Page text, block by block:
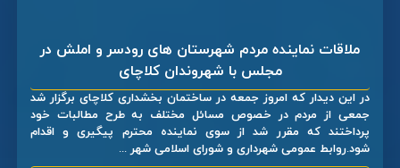
ملاقات نماینده مردم شهرستان های رودسر و املش در
مجلس با شهروندان کلاچای
در این دیدار که امروز جمعه در ساختمان بخشداری کلاچای برگزار شد
جمعی از مردم در خصوص مسائل مختلف به طرح مطالبات خود
پرداختند که مقرر شد از سوی نماینده محترم پیگیری و اقدام
شود.روابط عمومی شهرداری و شورای اسلامی شهر ...